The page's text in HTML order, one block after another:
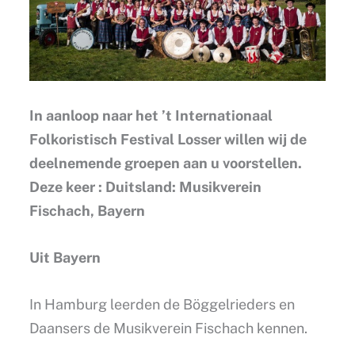
In aanloop naar het ’t Internationaal
Folkoristisch Festival Losser willen wij de
deelnemende groepen aan u voorstellen.
Deze keer : Duitsland: Musikverein
Fischach, Bayern
Uit Bayern
In Hamburg leerden de Böggelrieders en
Daansers de Musikverein Fischach kennen.